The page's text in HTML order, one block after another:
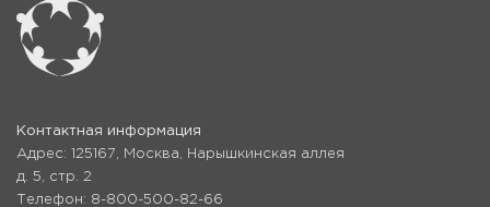
Контактная информация
Адрес: 125167, Москва, Нарышкинская аллея
д. 5, стр. 2
Телефон: 8-800-500-82-66